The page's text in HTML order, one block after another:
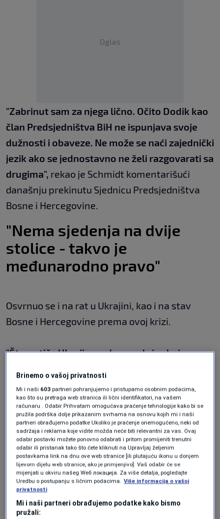
Oglas
"Zabrinut sam za njega lično. Očito Dodik kao
član Predsjedništva BiH ne ispunjava svoje
dužnosti i obaveze. Ne može se naći zajednički
jezik ako se jednostavno ne želi razgovarati sa
drugima", rekao je Schmidt komentarišući
današnju prekinutu Sjednicu Predsjedništva
Bosne i Hercegovine.
"Nema sjedenja na dvije
stolice - takvo je
međunarodno pravo"
Osvrnuo se i na rat u Ukrajini, kao i na stav
Bosne i Hercegovine prema ovoj krizi.
"Što se tiče Ukrajine, odnosno krize koju
ozbiljna da se o njoj i njenim posljedicama ne
bi razgovaralo u Bosni i Hercegovini. Ovo je
vrlo čudno" , konstatovao je visoki predstavnik
u BiH.
Željko Komšić, član Predsjedništva Bosne i
Hercegovine, danas je nakon prekinute
sjednice saopštio kako Dodik sprovodi ciljeve
dogovorene s Rusijom. Schmidt u osvrtu na taj
Brinemo o vašoj privatnosti
Mi i naši 603 partneri pohranjujemo i pristupamo osobnim podacima,
kao što su pretraga web stranica ili lični identifikatori, na vašem
računaru . Odabir Prihvatam omogućava praćenje tehnologije kako bi se
pružila podrška dolje prikazanim svrhama na osnovu kojih mi i naši
partneri obrađujemo podatke Ukoliko je praćenje onemogućeno, neki od
sadržaja i reklama koje vidite možda neće biti relevantni za vas. Ovaj
odabir postavki možete ponovno odabrati i pritom promijeniti trenutni
odabir ili pristanak tako što ćete kliknuti na Upravljaj željenim
postavkama link na dnu ove web stranice [ili plutajuću ikonu u donjem
lijevom dijelu web stranice, ako je primjenjivo]. Vaš odabir će se
mijenjati u okviru našeg Wеб локација. Za više detalja, pogledajte
Uredbu o postupanju s ličnim podacima. Više informacija o vašoj
privatnosti
Mi i naši partneri obrađujemo podatke kako bismo
pružali: